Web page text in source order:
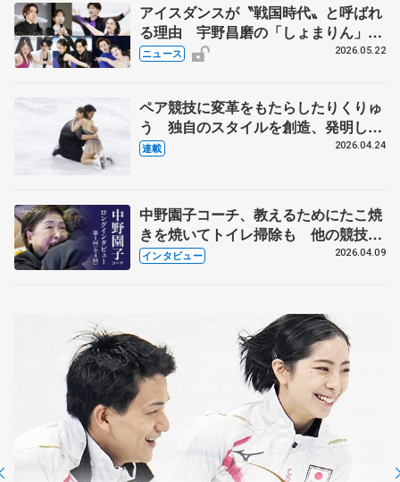
アイスダンスが〝戦国時代〟と呼ばれ
る理由 宇野昌磨の「しょまりん」ら
実力者が相次いで参戦 国内の競争激
ニュース 2026.05.22
ペア競技に変革をもたらしたりくりゅ
う 独自のスタイルを創造、発明した
【引退発表後②】
連載 2026.04.24
中野園子コーチ、教えるためにたこ焼
きを焼いてトイレ掃除も 他の競技に
も通用するという坂本花織の筋肉
インタビュー 2026.04.09